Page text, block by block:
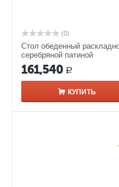
(0)
Стол обеденный
серебряной патиной
161,540 Р
КУПИТЬ